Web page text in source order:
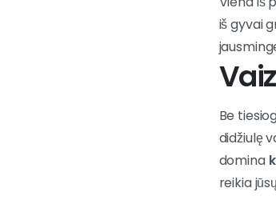
iš gyvai
Be
didžiulę
domina
reikia